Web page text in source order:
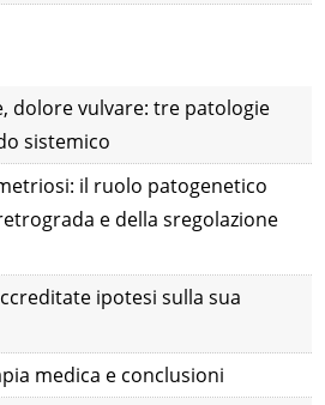
dolore vulvare: tre patologie
sistemico
il ruolo patogenetico
e della sregolazione
ipotesi sulla sua
medica e conclusioni